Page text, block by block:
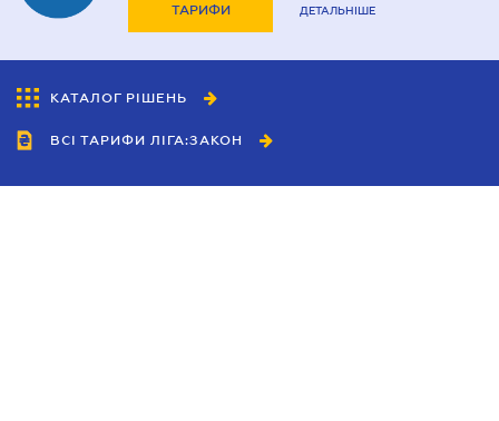
ТАРИФИ ДЕТАЛЬНІШЕ
КАТАЛОГ РІШЕНЬ
ВСІ ТАРИФИ ЛІГА:ЗАКОН